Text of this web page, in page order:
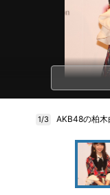
1/3 AKB48の柏木